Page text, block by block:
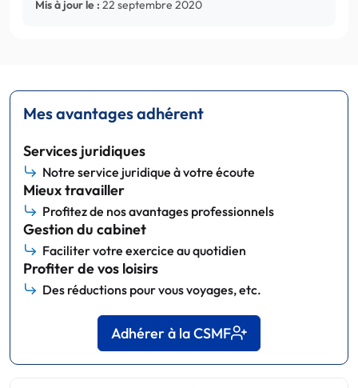
Mis à jour le : 22 septembre 2020
Mes avantages adhérent
Services juridiques
Notre service juridique à votre écoute
Mieux travailler
Profitez de nos avantages professionnels
Gestion du cabinet
Faciliter votre exercice au quotidien
Profiter de vos loisirs
Des réductions pour vous voyages, etc.
Adhérer à la CSMF